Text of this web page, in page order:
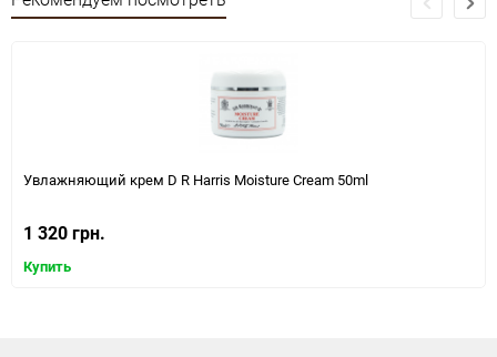
Увлажняющий крем D R Harris Moisture Cream 50ml
1 320 грн.
Купить